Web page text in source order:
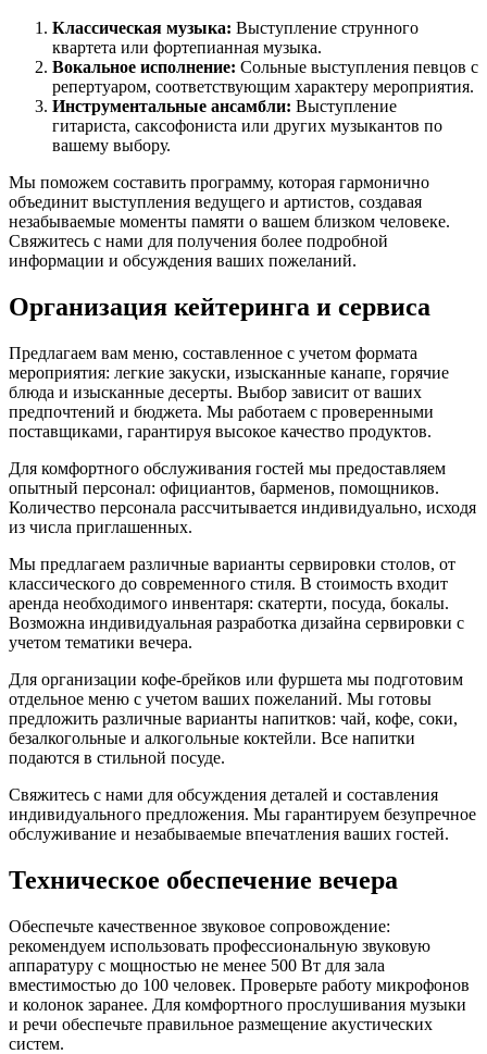
Классическая музыка: Выступление струнного
квартета или фортепианная музыка.
Вокальное исполнение: Сольные выступления певцов с
репертуаром, соответствующим характеру мероприятия.
Инструментальные ансамбли: Выступление
гитариста, саксофониста или других музыкантов по
вашему выбору.
Мы поможем составить программу, которая гармонично
объединит выступления ведущего и артистов, создавая
незабываемые моменты памяти о вашем близком человеке.
Свяжитесь с нами для получения более подробной
информации и обсуждения ваших пожеланий.
Организация кейтеринга и сервиса
Предлагаем вам меню, составленное с учетом формата
мероприятия: легкие закуски, изысканные канапе, горячие
блюда и изысканные десерты. Выбор зависит от ваших
предпочтений и бюджета. Мы работаем с проверенными
поставщиками, гарантируя высокое качество продуктов.
Для комфортного обслуживания гостей мы предоставляем
опытный персонал: официантов, барменов, помощников.
Количество персонала рассчитывается индивидуально, исходя
из числа приглашенных.
Мы предлагаем различные варианты сервировки столов, от
классического до современного стиля. В стоимость входит
аренда необходимого инвентаря: скатерти, посуда, бокалы.
Возможна индивидуальная разработка дизайна сервировки с
учетом тематики вечера.
Для организации кофе-брейков или фуршета мы подготовим
отдельное меню с учетом ваших пожеланий. Мы готовы
предложить различные варианты напитков: чай, кофе, соки,
безалкогольные и алкогольные коктейли. Все напитки
подаются в стильной посуде.
Свяжитесь с нами для обсуждения деталей и составления
индивидуального предложения. Мы гарантируем безупречное
обслуживание и незабываемые впечатления ваших гостей.
Техническое обеспечение вечера
Обеспечьте качественное звуковое сопровождение:
рекомендуем использовать профессиональную звуковую
аппаратуру с мощностью не менее 500 Вт для зала
вместимостью до 100 человек. Проверьте работу микрофонов
и колонок заранее. Для комфортного прослушивания музыки
и речи обеспечьте правильное размещение акустических
систем.